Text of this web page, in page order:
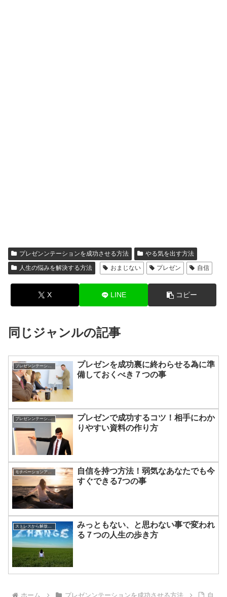
プレゼンンテーションを成功させる方法
やる気を出す方法
人生の悩みを解決する方法
おまじない プレゼン 自信
X LINE コピー
同じジャンルの記事
プレゼンを成功裏に終わらせる為に準
備しておくべき７つの事
プレゼンンテーションを成功させる方法
プレゼンで成功するコツ！相手にわか
りやすい資料の作り方
モチベーションアップの方法
自信を持つ方法！弱気なあなたでも今
すぐできる7つの事
みっともない、と思わない事で変われ
る７つの人生の歩き方
ホーム プレゼンンテーションを成功させる方法
自